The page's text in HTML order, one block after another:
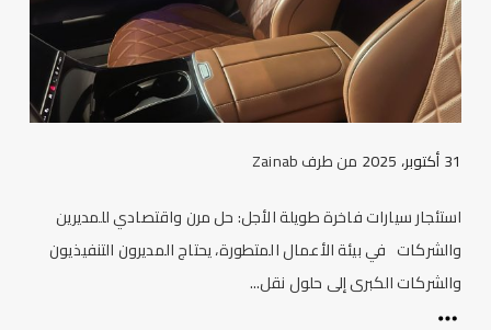
31 أكتوبر، 2025 من طرفZainab
استئجار سيارات فاخرة طويلة الأجل: حل مرن واقتصادي للمديرين
والشركات في بيئة الأعمال المتطورة، يحتاج المديرون التنفيذيون
والشركات الكبرى إلى حلول نقل...